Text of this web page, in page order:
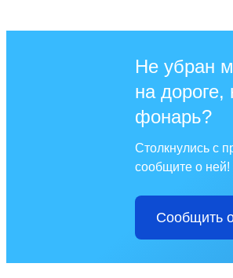
Не убран
на дороге,
фонарь?
Столкнулись с
сообщите о ней!
Сообщить